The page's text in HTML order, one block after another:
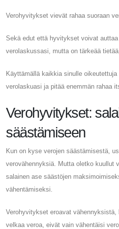
Verohyvitykset vievät rahaa suoraan
Sekä edut että hyvitykset voivat
verolaskussasi, mutta on tärkeää
Käyttämällä kaikkia sinulle
verolaskuasi ja pitää enemmän rahaa
Verohyvitykset:
säästämiseen
Kun on kyse verojen säästämisestä,
verovähennyksiä. Mutta oletko kuullut
salainen ase säästöjen
vähentämiseksi.
Verohyvitykset eroavat
velkaa veroa, eivät vain vähentäisi